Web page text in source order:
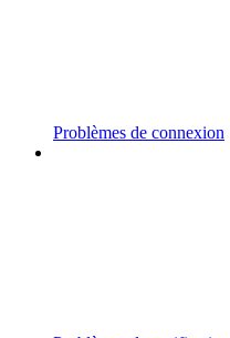
Problèmes de connexion